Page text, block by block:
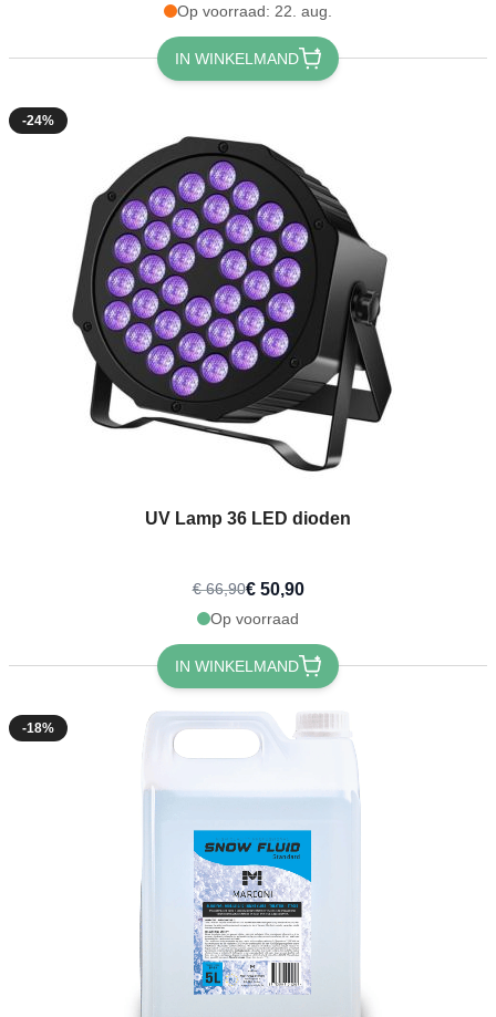
Op voorraad: 22. aug.
IN WINKELMAND
-24%
UV Lamp 36 LED dioden
€ 66,90€ 50,90
Op voorraad
IN WINKELMAND
-18%